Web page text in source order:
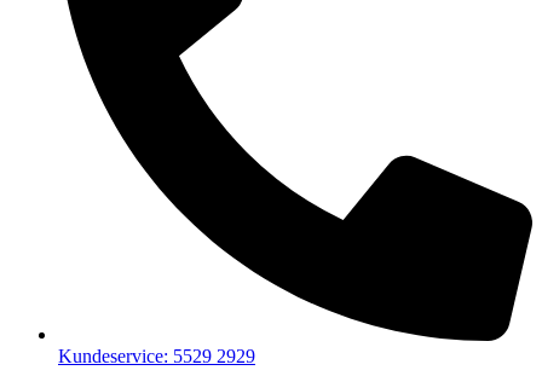
Kundeservice: 5529 2929